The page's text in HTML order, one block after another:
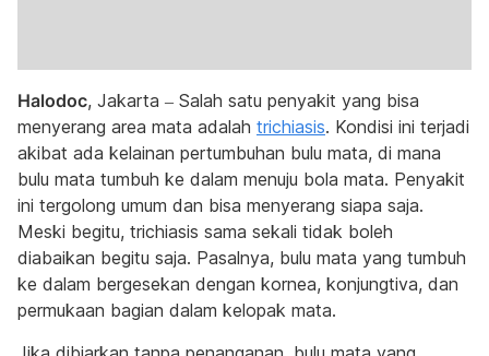
Halodoc, Jakarta – Salah satu penyakit yang bisa
menyerang area mata adalah trichiasis. Kondisi ini terjadi
akibat ada kelainan pertumbuhan bulu mata, di mana
bulu mata tumbuh ke dalam menuju bola mata. Penyakit
ini tergolong umum dan bisa menyerang siapa saja.
Meski begitu, trichiasis sama sekali tidak boleh
diabaikan begitu saja. Pasalnya, bulu mata yang tumbuh
ke dalam bergesekan dengan kornea, konjungtiva, dan
permukaan bagian dalam kelopak mata.